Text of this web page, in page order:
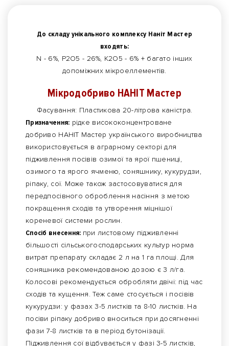
До складу унікального комплексу Наніт Мастер
входять:
N - 6%, P2O5 - 26%, K2O5 - 6% + багато інших
допоміжних мікроеллементів.
Мікродобриво НАНІТ Мастер
Фасування: Пластикова 20-літрова каністра.
Призначення: рідке висококонцентроване
добриво НАНІТ Мастер українського виробництва
використовується в аграрному секторі для
підживлення посівів озимої та ярої пшениці,
озимого та ярого ячменю, соняшнику, кукурудзи,
ріпаку, сої. Може також застосовуватися для
передпосівного оброблення насіння з метою
покращення сходів та утворення міцнішої
кореневої системи рослин.
Спосіб внесення: при листовому підживленні
більшості сільськогосподарських культур норма
витрат препарату складає 2 л на 1 га площі. Для
соняшника рекомендованою дозою є 3 л/га.
Колосові рекомендується обробляти двічі: під час
сходів та кущення. Теж саме стосується і посівів
кукурудзи: у фазах 3-5 листків та 8-10 листків. На
посіви ріпаку добриво вноситься при досягненні
фази 7-8 листків та в період бутонізації.
Підживлення сої відбувається у фазі 3-5 листків,